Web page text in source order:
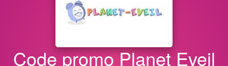
Code promo Planet Eveil